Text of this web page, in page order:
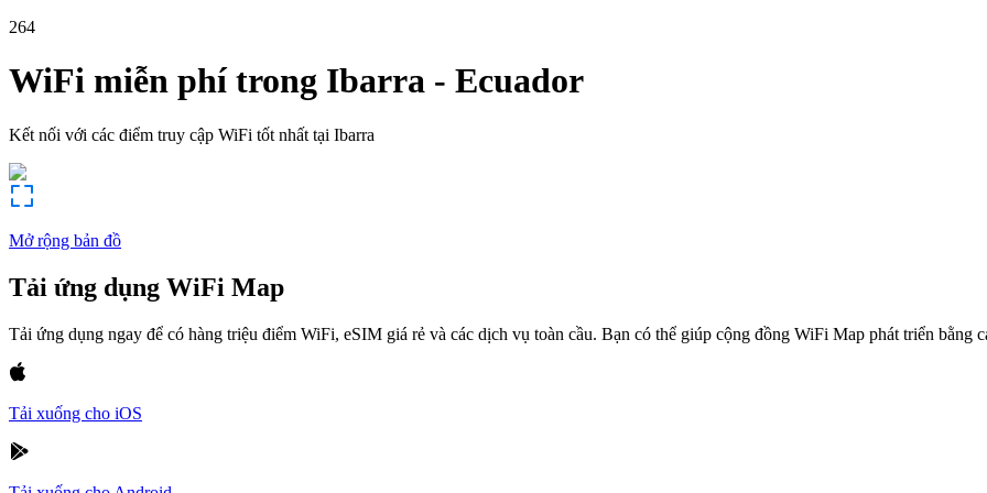
264
WiFi miễn phí trong Ibarra - Ecuador
Kết nối với các điểm truy cập WiFi tốt nhất tại Ibarra
Mở rộng bản đồ
Tải ứng dụng WiFi Map
Tải ứng dụng ngay để có hàng triệu điểm WiFi, eSIM giá rẻ và các dịch vụ toàn cầu. Bạn có thể giúp cộng đồng WiFi Map phát triển bằng
Tải xuống cho iOS